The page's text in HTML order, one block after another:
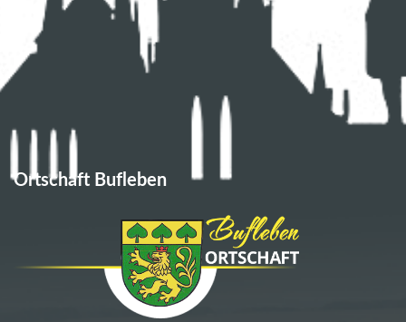
Ortschaft Bufleben